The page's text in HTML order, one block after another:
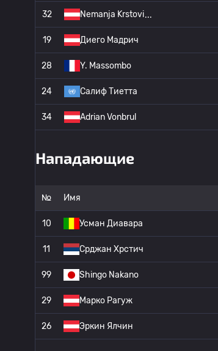
32 Nemanja Krstovi
19 Диего Мадрич
28 Y. Massombo
24 Салиф Тиетта
34 Adrian Vonbrul
Нападающие
№ Имя
10 Усман Диавара
11 Срджан Хрстич
99 Shingo Nakano
29 Марко Рагуж
26 Эркин Ялчин